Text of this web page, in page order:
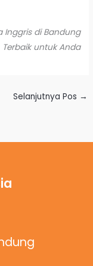
Inggris di Bandung
Terbaik untuk Anda
Selanjutnya Pos →